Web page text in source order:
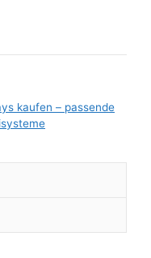
kaufen – passende